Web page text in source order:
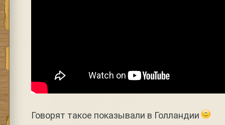
Говорят такое показывали в Голландии